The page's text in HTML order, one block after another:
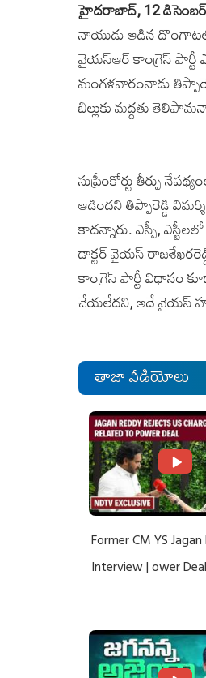
హైదరాబాద్‌, 12 డిసెంబర్‌
నాయుడు ఆడిన
వైయస్‌ఆర్ కాంగ్రె‌స్‌ పార్టీ
మంగళవారంనాడు
బిల్లుకు మద్దతు
సుప్రీంకోర్టు తీర్పు
ఆడిందని తిప్పారెడ్డి
కాదన్నారు. ఎస్సీ,
డాక్టర్ వైయస్‌
కాంగ్రెస్‌ పార్టీ విధానం
చేయలేదని, అదే వైయస్
తాజా వీడియోలు
Former CM YS
Interview | ower